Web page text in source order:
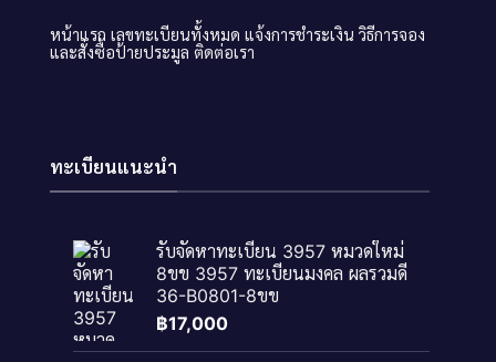
หน้าแรก เลขทะเบียนทั้งหมด แจ้งการชำระเงิน วิธีการจอง
และสั่งซื้อป้ายประมูล ติดต่อเรา
ทะเบียนแนะนำ
รับจัดหาทะเบียน 3957 หมวดใหม่
8ขข 3957 ทะเบียนมงคล ผลรวมดี
36-B0801-8ขข
฿17,000